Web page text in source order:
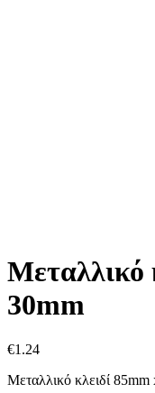
Μεταλλικό
30mm
€1.24
Μεταλλικό κλειδί